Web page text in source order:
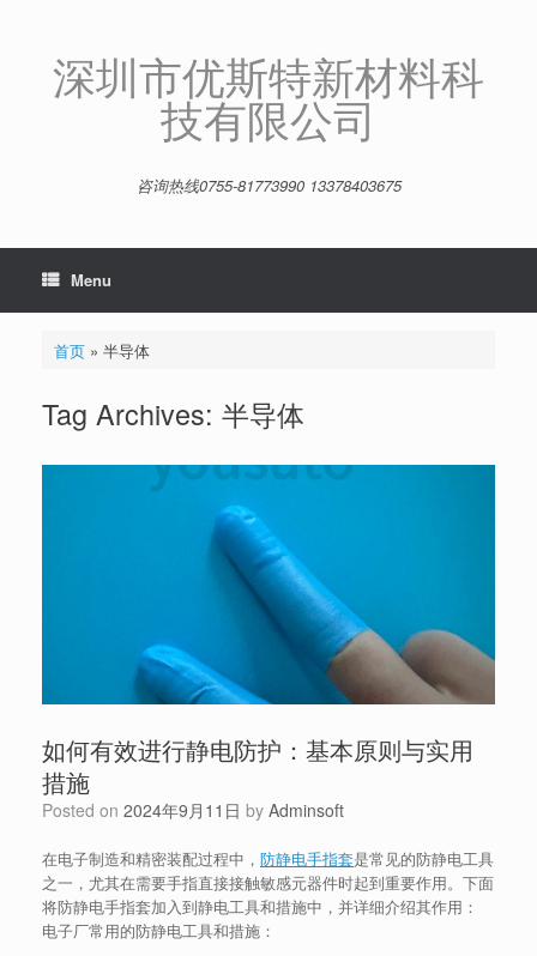
深圳市优斯特新材料科
技有限公司
咨询热线0755-81773990 13378403675
Menu
首页» 半导体
Tag Archives: 半导体
如何有效进行静电防护：基本原则与实用
措施
Posted on 2024年9月11日 by Adminsoft
在电子制造和精密装配过程中， 防静电手指套是常见的防静电工具
之一，尤其在需要手指直接接触敏感元器件时起到重要作用。下面
将防静电手指套加入到静电工具和措施中，并详细介绍其作用：
电子厂常用的防静电工具和措施：